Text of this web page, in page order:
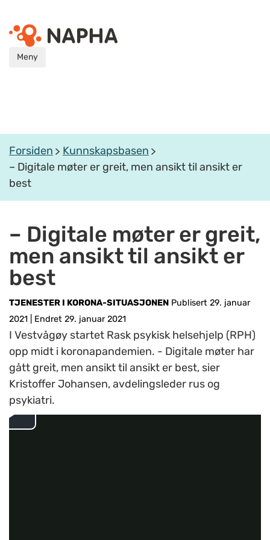
Meny
Forsiden
Kunnskapsbasen
– Digitale møter er greit, men ansikt til ansikt er
best
– Digitale møter er greit,
men ansikt til ansikt er
best
TJENESTER I KORONA-SITUASJONEN Publisert 29. januar
2021
Endret 29. januar 2021
I Vestvågøy startet Rask psykisk helsehjelp (RPH)
opp midt i koronapandemien. - Digitale møter har
gått greit, men ansikt til ansikt er best, sier
Kristoffer Johansen, avdelingsleder rus og
psykiatri.